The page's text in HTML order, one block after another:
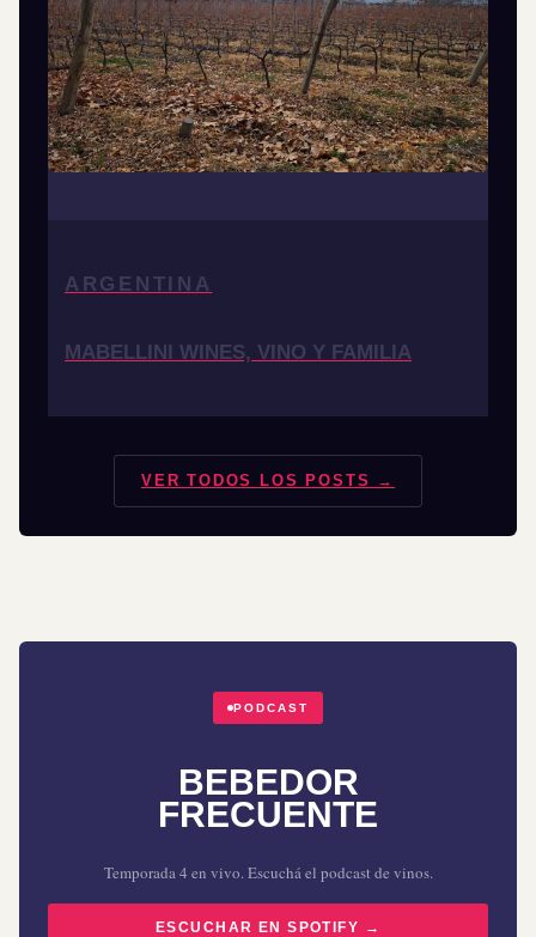
ARGENTINA
MABELLINI WINES, VINO Y FAMILIA
VER TODOS LOS POSTS →
PODCAST
BEBEDOR
FRECUENTE
Temporada 4 en vivo. Escuchá el podcast de vinos.
ESCUCHAR EN SPOTIFY →